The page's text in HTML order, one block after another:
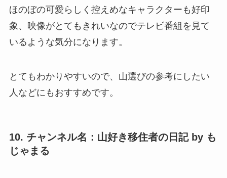
ほのぼの可愛らしく控えめなキャラクターも好印
象、映像がとてもきれいなのでテレビ番組を見て
いるような気分になります。
とてもわかりやすいので、山選びの参考にしたい
人などにもおすすめです。
10. チャンネル名：山好き移住者の日記 by も
じゃまる